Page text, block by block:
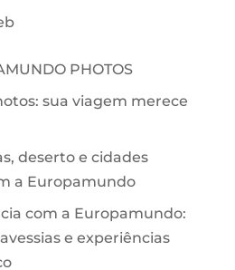
PHOTOS
sua viagem merece
deserto e cidades
a Europamundo
com a Europamundo:
e experiências